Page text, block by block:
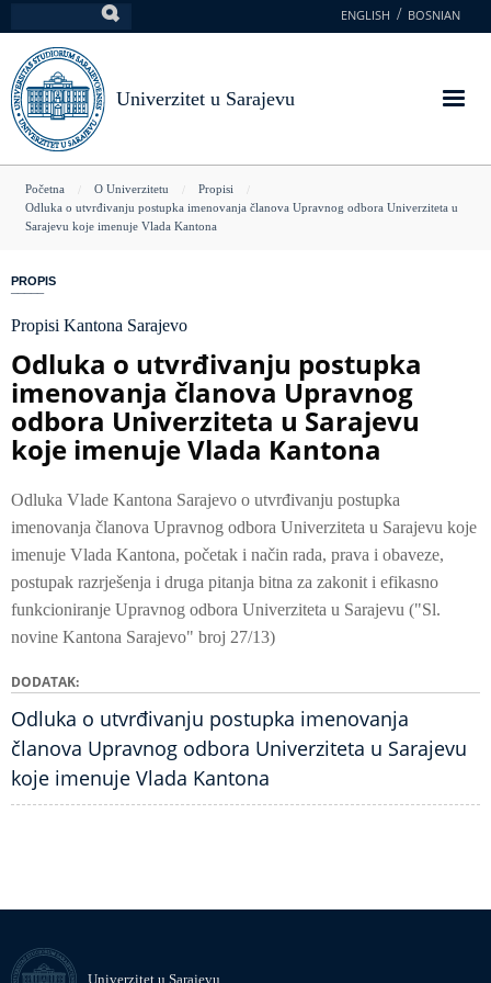
na
glavni
sadržaj
ENGLISH BOSNIAN
Univerzitet u Sarajevu
You
are
Početna O Univerzitetu
Propisi
Odluka o utvrđivanju postupka imenovanja članova Upravnog odbora Univerziteta u
Sarajevu koje imenuje Vlada Kantona
PROPIS
Propisi Kantona Sarajevo
Odluka o utvrđivanju postupka
imenovanja članova Upravnog
odbora Univerziteta u Sarajevu
koje imenuje Vlada Kantona
Odluka Vlade Kantona Sarajevo o utvrđivanju postupka
imenovanja članova Upravnog odbora Univerziteta u Sarajevu koje
imenuje Vlada Kantona, početak i način rada, prava i obaveze,
postupak razrješenja i druga pitanja bitna za zakonit i efikasno
funkcioniranje Upravnog odbora Univerziteta u Sarajevu ("Sl.
novine Kantona Sarajevo" broj 27/13)
DODATAK
Odluka o utvrđivanju postupka imenovanja
članova Upravnog odbora Univerziteta u Sarajevu
koje imenuje Vlada Kantona
Univerzitet u Sarajevu